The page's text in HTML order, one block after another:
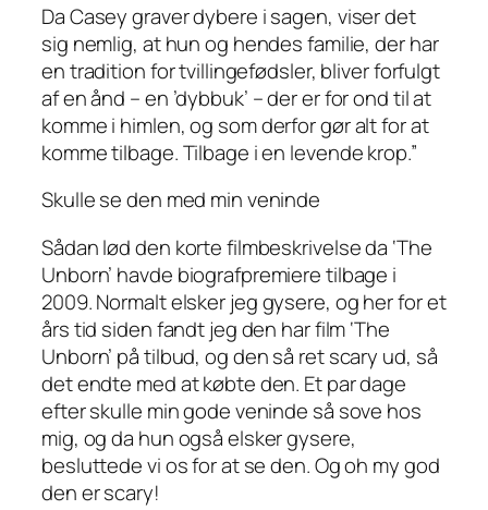
Da Casey graver dybere i sagen, viser det
sig nemlig, at hun og hendes familie, der har
en tradition for tvillingefødsler, bliver forfulgt
af en ånd – en ’dybbuk’ – der er for ond til at
komme i himlen, og som derfor gør alt for at
komme tilbage. Tilbage i en levende krop.”
Skulle se den med min veninde
Sådan lød den korte filmbeskrivelse da ‘The
Unborn’ havde biografpremiere tilbage i
2009. Normaltelskerjeg gysere, og her for et
års tid siden fandt jeg den har film ‘The
Unborn’ på tilbud, og den så ret scary ud, så
det endte med at købte den. Et par dage
efter skulle min gode veninde så sove hos
mig, og da hun også elsker gysere,
besluttede vi os for at se den. Og oh my god
den er scary!